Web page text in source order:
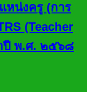
หน่งครู (การ
(Teacher
ปี พ.ศ. ๒๕๖๘